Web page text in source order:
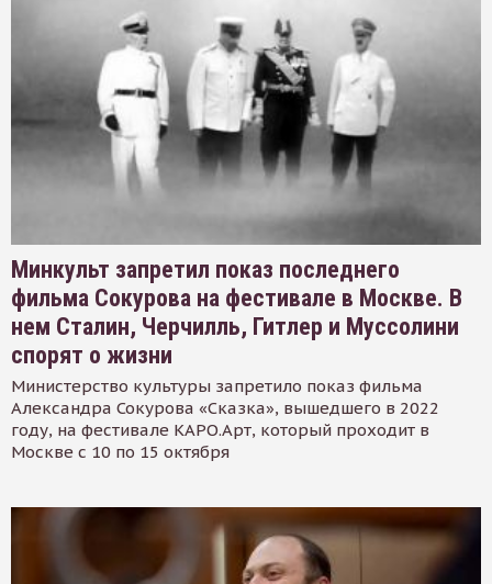
Минкульт запретил показ последнего
фильма Сокурова на фестивале в Москве. В
нем Сталин, Черчилль, Гитлер и Муссолини
спорят о жизни
Министерство культуры запретило показ фильма
Александра Сокурова «Сказка», вышедшего в 2022
году, на фестивале КАРО.Арт, который проходит в
Москве с 10 по 15 октября